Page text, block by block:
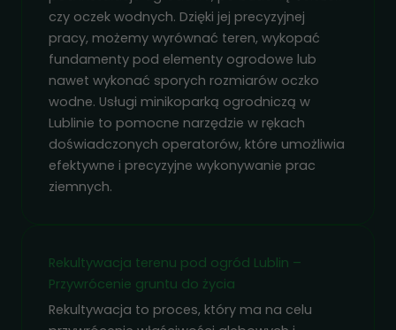
czy oczek wodnych. Dzięki jej precyzyjnej
pracy, możemy wyrównać teren, wykopać
fundamenty pod elementy ogrodowe lub
nawet wykonać sporych rozmiarów oczko
wodne. Usługi minikoparką ogrodniczą w
Lublinie to pomocne narzędzie w rękach
doświadczonych operatorów, które umożliwia
efektywne i precyzyjne wykonywanie prac
ziemnych.
Rekultywacja terenu pod ogród Lublin –
Przywrócenie gruntu do życia
Rekultywacja to proces, który ma na celu
one potrzebne
strony